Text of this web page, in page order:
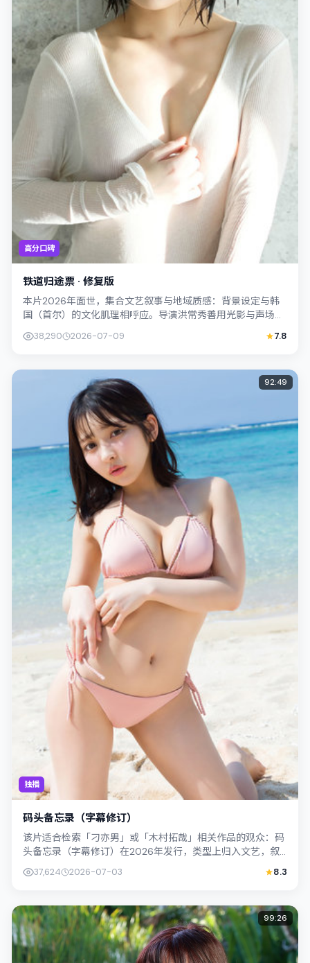
高分口碑
铁道归途票 · 修复版
本片2026年面世，集合文艺叙事与地域质感：背景设定与韩
国（首尔）的文化肌理相呼应。导演洪常秀善用光影与声场塑
38,290 2026-07-09 7.8
独播
92:49
码头备忘录（字幕修订）
该片适合检索「刁亦男」或「木村拓哉」相关作品的观众：码
头备忘录（字幕修订）在2026年发行，类型上归入文艺，叙
事焦点落在家庭与社会的交错地带；配...
37,624 2026-07-03 8.3
99:26